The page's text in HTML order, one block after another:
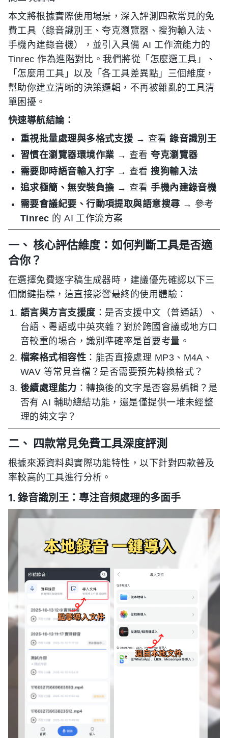
本文將根據實際使用場景，深入評測四款常見的免
費工具（錄音識別王、夸克瀏覽器、搜狗輸入法、
手機內建錄音機），並引入具備 AI 工作流能力的
Tinrec 作為進階對比。我們將從「怎麼選工具」、
「怎麼用工具」以及「各工具差異點」三個維度，
幫助你建立清晰的決策邏輯，不再被雜亂的工具清
單困擾。
快速導航結論：
重視批量處理與多格式支援 → 查看錄音識別王
習慣在瀏覽器環境作業 → 查看夸克瀏覽器
需要即時語音輸入打字 → 查看搜狗輸入法
追求極簡、無安裝負擔 → 查看手機內建錄音機
需要會議紀要、行動項提取與語意搜尋 → 參考
Tinrec 的 AI 工作流方案
一、 核心評估維度：如何判斷工具是否適
合你？
在選擇免費逐字稿生成器時，建議優先確認以下三
個關鍵指標，這直接影響最終的使用體驗：
語言與方言支援度 ：是否支援中文（普通話）、
台語、粵語或中英夾雜？對於跨國會議或地方口
音較重的場合，識別準確率是首要考量。
檔案格式相容性 ：能否直接處理 MP3、M4A、
WAV 等常見音檔？是否需要預先轉換格式？
後續處理能力 ：轉換後的文字是否容易編輯？是
否有 AI 輔助總結功能，還是僅提供一堆未經整
理的純文字？
二、 四款常見免費工具深度評測
根據來源資料與實際功能特性，以下針對四款普及
率較高的工具進行分析。
1. 錄音識別王：專注音頻處理的多面手